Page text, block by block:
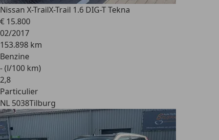
Nissan X-TrailX-Trail 1.6 DIG-T Tekna
€ 15.800
02/2017
153.898 km
Benzine
- (l/100 km)
2,8
Particulier
NL 5038Tilburg